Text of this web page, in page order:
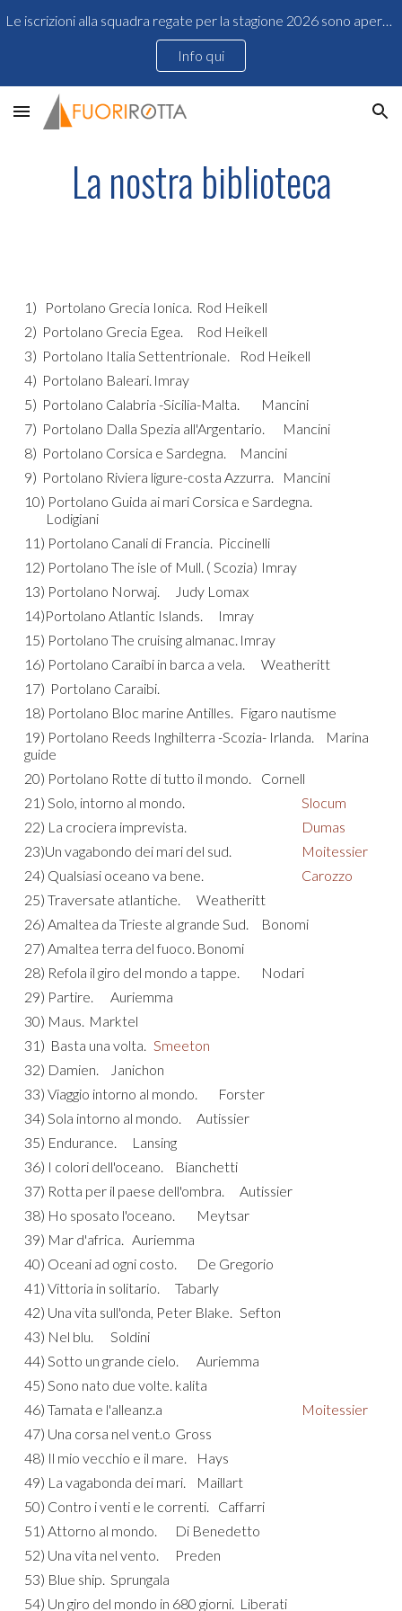
Skip to main content Skip to navigation
Info qui
La nostra biblioteca
1) Portolano Grecia Ionica. Rod Heikell
2) Portolano Grecia Egea.
Rod Heikell
3) Portolano Italia Settentrionale.
Rod Heikell
4) Portolano Baleari. Imray
5) Portolano Calabria -Sicilia-Malta.
Mancini
7) Portolano Dalla Spezia all'Argentario.
Mancini
8) Portolano Corsica e Sardegna.
Mancini
9) Portolano Riviera ligure-costa Azzurra.
Mancini
10) Portolano Guida ai mari Corsica e Sardegna.
Lodigiani
11) Portolano Canali di Francia. Piccinelli
12) PortolanoThe isle of Mull. ( Scozia) Imray
13) Portolano Norwaj.
Judy Lomax
14)PortolanoAtlantic Islands.
Imray
15) PortolanoThe cruising almanac. Imray
16) Portolano Caraibi in barca a vela.
Weatheritt
17) Portolano Caraibi.
18) Portolano Bloc marine Antilles. Figaro nautisme
19) Portolano Reeds Inghilterra -Scozia- Irlanda.
Marina
guide
20) Portolano Rotte di tutto il mondo.
Cornell
21) Solo, intorno al mondo.
Slocum
22) La crociera imprevista.
Dumas
23)Un vagabondo dei mari del sud.
Moitessier
24) Qualsiasi oceano va bene.
Carozzo
25) Traversate atlantiche.
Weatheritt
26) Amaltea da Trieste al grande Sud.
Bonomi
27) Amaltea terra del fuoco. Bonomi
28) Refola il giro del mondo a tappe.
Nodari
29) Partire.
Auriemma
30) Maus. Marktel
31) Basta una volta. Smeeton
32) Damien.
Janichon
33) Viaggio intorno al mondo.
Forster
34) Sola intorno al mondo.
Autissier
35) Endurance.
Lansing
36) I colori dell'oceano.
Bianchetti
37) Rotta per il paese dell'ombra.
Autissier
38) Ho sposato l'oceano.
Meytsar
39) Mar d'africa. Auriemma
40) Oceani ad ogni costo.
De Gregorio
41) Vittoria in solitario.
Tabarly
42) Una vita sull'onda, Peter Blake. Sefton
43) Nel blu.
Soldini
44) Sotto un grande cielo.
Auriemma
45) Sono nato due volte. kalita
46) Tamata e l'alleanz.a
Moitessier
47) Una corsa nel vent.o Gross
48) Il mio vecchio e il mare.
Hays
49) La vagabonda dei mari.
Maillart
50) Contro i venti e le correnti.
Caffarri
51) Attorno al mondo.
Di Benedetto
52) Una vita nel vento.
Preden
53) Blue ship. Sprungala
54) Un giro del mondo in 680 giorni. Liberati